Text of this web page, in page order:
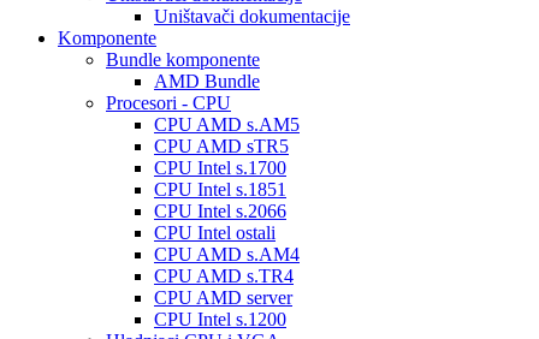
Uništavači dokumentacije
Komponente
Bundle komponente
AMD Bundle
Procesori - CPU
CPU AMD s.AM5
CPU AMD sTR5
CPU Intel s.1700
CPU Intel s.1851
CPU Intel s.2066
CPU Intel ostali
CPU AMD s.AM4
CPU AMD s.TR4
CPU AMD server
CPU Intel s.1200